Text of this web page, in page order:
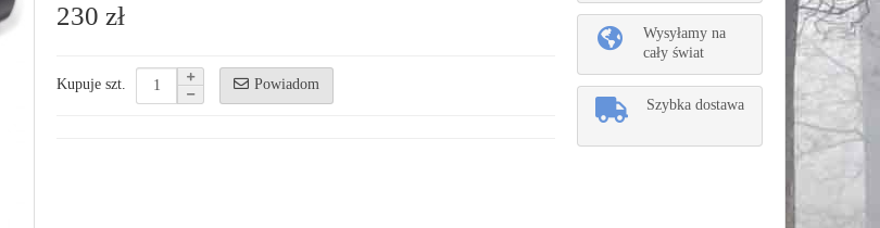
230 zł
Kupuje szt. Powiadom
Wysyłamy na
cały świat
Szybka dostawa